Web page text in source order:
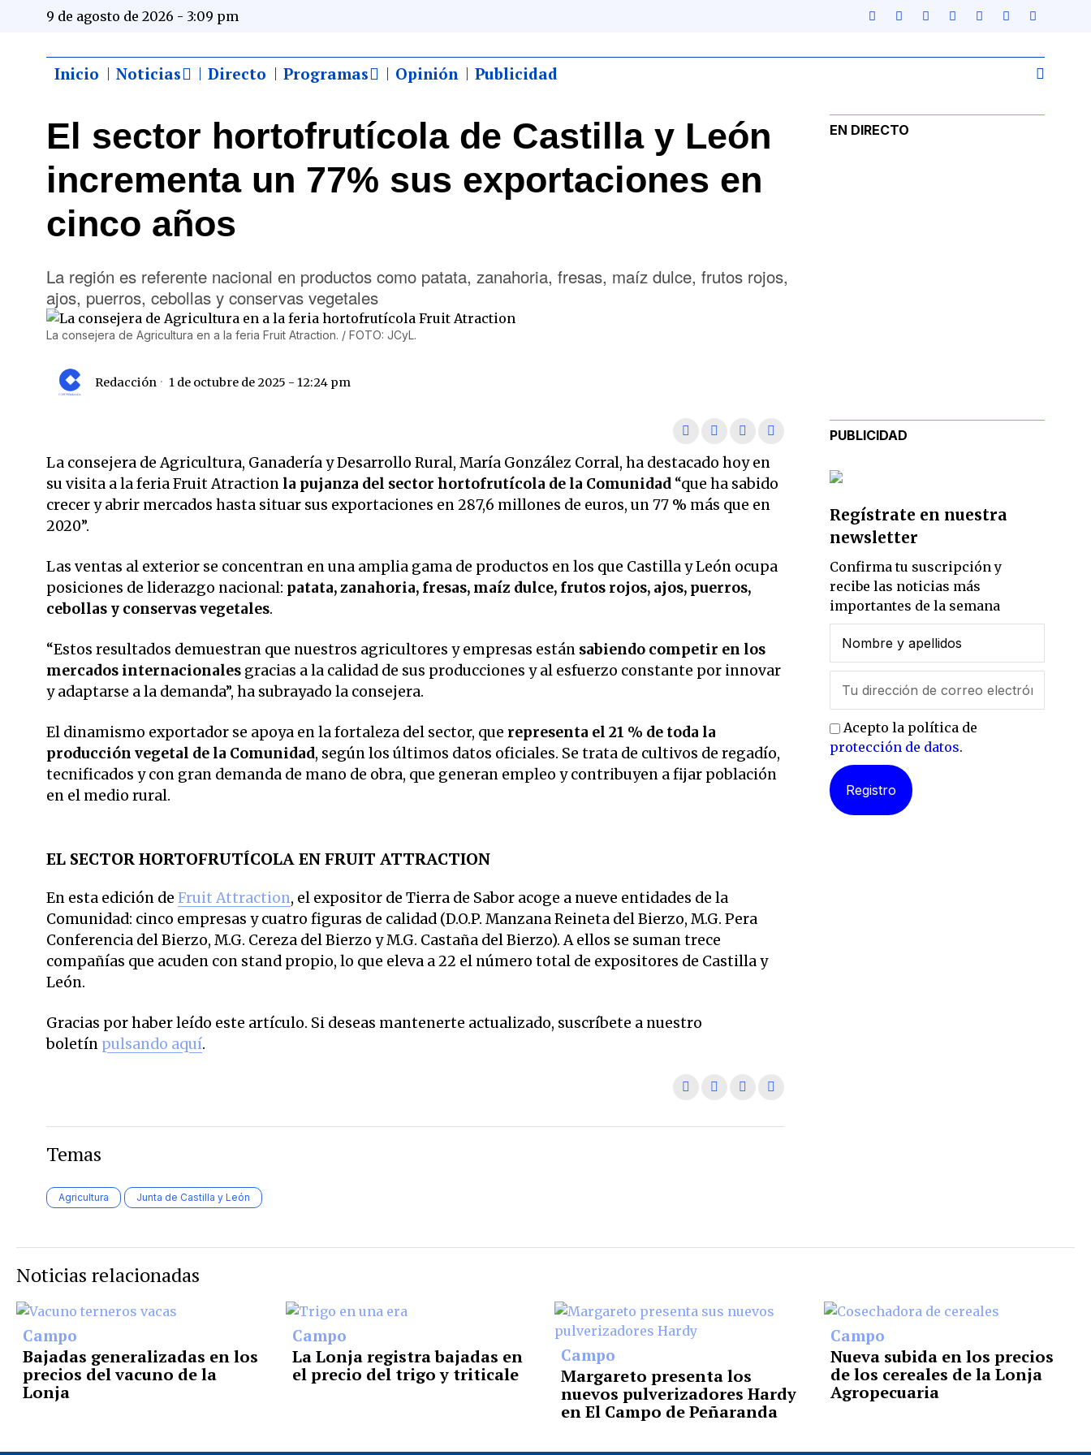
9 de agosto de 2026 - 3:09 pm
Inicio Noticias Directo Programas Opinión Publicidad
El sector hortofrutícola de Castilla y León
incrementa un 77% sus exportaciones en
cinco años
La región es referente nacional en productos como patata, zanahoria, fresas, maíz dulce, frutos rojos,
ajos, puerros, cebollas y conservas vegetales
La consejera de Agricultura en a la feria Fruit Atraction. / FOTO: JCyL.
Redacción 1 de octubre de 2025 - 12:24 pm
La consejera de Agricultura, Ganadería y Desarrollo Rural, María González Corral, ha destacado hoy en
su visita a la feria Fruit Atraction la pujanza del sector hortofrutícola de la Comunidad “que ha sabido
crecer y abrir mercados hasta situar sus exportaciones en 287,6 millones de euros, un 77 % más que en
2020”.
Las ventas al exterior se concentran en una amplia gama de productos en los que Castilla y León ocupa
posiciones de liderazgo nacional: patata, zanahoria, fresas, maíz dulce, frutos rojos, ajos, puerros,
cebollas y conservas vegetales.
“Estos resultados demuestran que nuestros agricultores y empresas están sabiendo competir en los
mercados internacionales gracias a la calidad de sus producciones y al esfuerzo constante por innovar
y adaptarse a la demanda”, ha subrayado la consejera.
El dinamismo exportador se apoya en la fortaleza del sector, que representa el 21 % de toda la
producción vegetal de la Comunidad, según los últimos datos oficiales. Se trata de cultivos de regadío,
tecnificados y con gran demanda de mano de obra, que generan empleo y contribuyen a fijar población
en el medio rural.
EL SECTOR HORTOFRUTÍCOLA EN FRUIT ATTRACTION
En esta edición de Fruit Attraction, el expositor de Tierra de Sabor acoge a nueve entidades de la
Comunidad: cinco empresas y cuatro figuras de calidad (D.O.P. Manzana Reineta del Bierzo, M.G. Pera
Conferencia del Bierzo, M.G. Cereza del Bierzo y M.G. Castaña del Bierzo). A ellos se suman trece
compañías que acuden con stand propio, lo que eleva a 22 el número total de expositores de Castilla y
León.
Gracias por haber leído este artículo. Si deseas mantenerte actualizado, suscríbete a nuestro
boletín pulsando aquí.
Temas
Agricultura Junta de Castilla y León
EN DIRECTO
PUBLICIDAD
Regístrate en nuestra
newsletter
Confirma tu suscripción y
recibe las noticias más
importantes de la semana
Acepto la política de
protección de datos.
Noticias relacionadas
Campo
Bajadas generalizadas en los
precios del vacuno de la
Lonja
Campo
La Lonja registra bajadas en
el precio del trigo y triticale
Campo
Margareto presenta los
nuevos pulverizadores Hardy
en El Campo de Peñaranda
Campo
Nueva subida en los precios
de los cereales de la Lonja
Agropecuaria